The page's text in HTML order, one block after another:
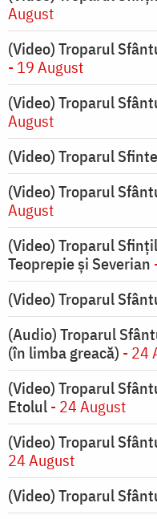
August
(Video) Troparul
- 19 August
(Video) Troparul
August
(Video) Troparul
(Video) Troparul
August
(Video) Troparul
Teoprepie și Severian
(Video) Troparul
(Audio) Troparul
(în limba greacă) - 24
(Video) Troparul
Etolul- 24 August
(Video) Troparul
24 August
(Video) Troparul